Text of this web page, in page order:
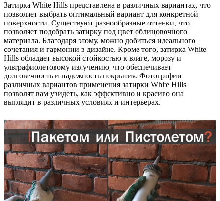
Затирка White Hills представлена в различных вариантах, что
позволяет выбрать оптимальный вариант для конкретной
поверхности. Существуют разнообразные оттенки, что
позволяет подобрать затирку под цвет облицовочного
материала. Благодаря этому, можно добиться идеального
сочетания и гармонии в дизайне. Кроме того, затирка White
Hills обладает высокой стойкостью к влаге, морозу и
ультрафиолетовому излучению, что обеспечивает
долговечность и надежность покрытия. Фотографии
различных вариантов применения затирки White Hills
позволят вам увидеть, как эффективно и красиво она
выглядит в различных условиях и интерьерах.